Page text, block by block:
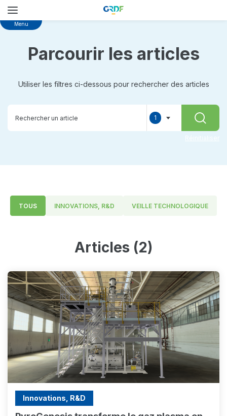
Skip
Menu
Parcourir les articles
Utiliser les filtres ci-dessous pour rechercher des articles
1
Réinitialiser
TOUS INNOVATIONS, R&D VEILLE TECHNOLOGIQUE
Articles (2)
Innovations, R&D